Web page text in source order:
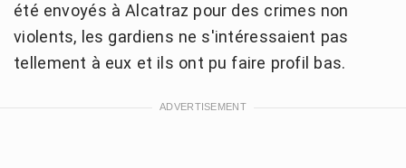
été envoyés à Alcatraz pour des crimes non
violents, les gardiens ne s'intéressaient pas
tellement à eux et ils ont pu faire profil bas.